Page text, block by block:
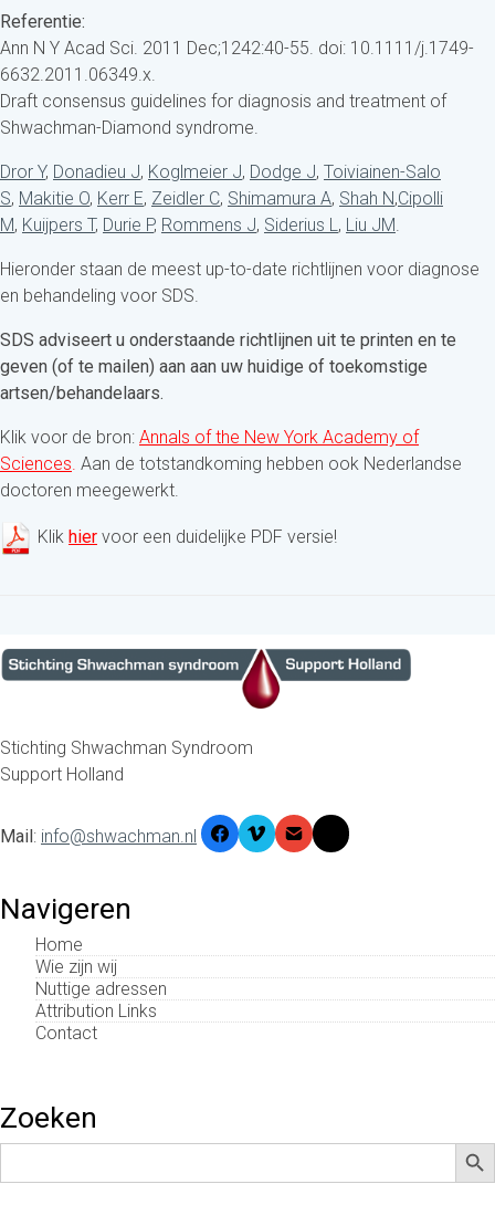
Referentie:
Ann N Y Acad Sci. 2011 Dec;1242:40-55. doi: 10.1111/j.1749-
6632.2011.06349.x.
Draft consensus guidelines for diagnosis and treatment of
Shwachman-Diamond syndrome.
Dror Y, Donadieu J, Koglmeier J, Dodge J, Toiviainen-Salo
S, Makitie O, Kerr E, Zeidler C, Shimamura A, Shah N,Cipolli
M, Kuijpers T, Durie P, Rommens J, Siderius L, Liu JM.
Hieronder staan de meest up-to-date richtlijnen voor diagnose
en behandeling voor SDS.
SDS adviseert u onderstaande richtlijnen uit te printen en te
geven (of te mailen) aan aan uw huidige of toekomstige
artsen/behandelaars.
Klik voor de bron: Annals of the New York Academy of
Sciences. Aan de totstandkoming hebben ook Nederlandse
doctoren meegewerkt.
Klik hier voor een duidelijke PDF versie!
Stichting Shwachman Syndroom
Support Holland
Mail: info@shwachman.nl
Navigeren
Home
Wie zijn wij
Nuttige adressen
Attribution Links
Contact
Zoeken
Zoek